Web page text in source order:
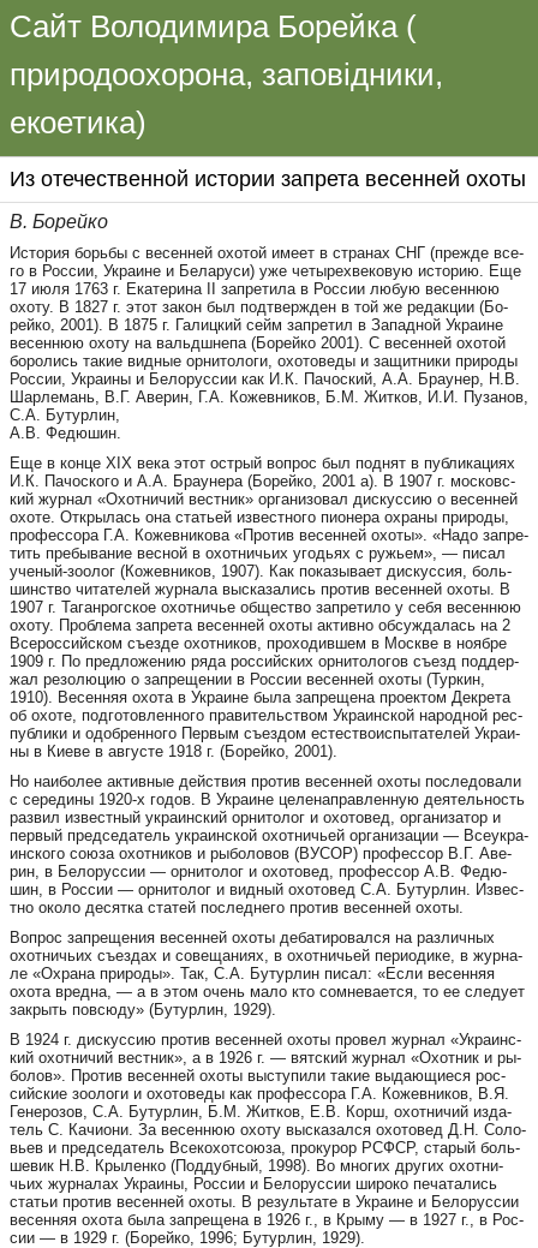
Сайт Володимира Борейка (
природоохорона, заповідники,
екоетика)
Из оте­чес­т­вен­ной исто­рии зап­ре­та ве­сен­ней охо­ты
В. Бо­рей­ко
Ис­то­рия борь­бы с ве­сен­ней охо­той име­ет в стра­нах СНГ (пре­ж­­де все­
го в Рос­сии, Укра­и­не и Бе­ла­ру­си) уже че­ты­рех­ве­ко­вую исто­рию. Еще
17 ию­ля 1763 г. Ека­те­ри­на II зап­ре­ти­ла в Рос­сии лю­бую ве­сен­нюю
охо­ту. В 1827 г. этот закон был подтвержден в той же редакции (Бо­
рей­ко, 2001). В 1875 г. Га­лиц­кий сейм запре­тил в За­пад­ной Укра­и­не
ве­сен­нюю охо­ту на вальд­ш­не­па (Бо­рей­ко 2001). С ве­сен­ней охо­той
бо­ро­лись та­кие вид­ные орни­то­ло­ги, охо­то­ве­ды и за­щит­ни­ки при­ро­ды
Рос­сии, Укра­и­ны и Бе­ло­рус­сии как И.К. Па­чос­кий, А.А. Бра­у­нер, Н.В.
Шар­ле­мань, В.Г. Аве­рин, Г.А. Кожевников, Б.М. Житков, И.И. Пу­за­нов,
С.А. Бу­тур­лин,
А.В. Фе­дю­шин.
Е­ще в кон­це XIX ве­ка этот острый воп­рос был под­нят в пуб­ли­ка­ци­ях
И.К. Па­чос­ко­го и А.А. Бра­у­не­ра (Бо­рей­ко, 2001 а). В 1907 г. мос­ков­с­
кий жур­нал «Охот­ни­чий вес­т­ник» орга­ни­зо­вал дис­кус­сию о ве­сен­ней
охо­те. Откры­лась она ста­тьей извес­т­но­го пи­о­не­ра охра­ны при­ро­ды,
про­фес­со­ра Г.А. Ко­жев­ни­ко­ва «Про­тив ве­сен­ней охо­ты». «На­до зап­ре­
тить пре­бы­ва­ние вес­ной в охот­ни­чьих уго­дьях с ру­жьем», — пи­сал
уче­ный-зо­о­лог (Ко­жев­ни­ков, 1907). Как по­ка­зы­ва­ет дис­кус­сия, боль­
шин­с­т­во чи­та­те­лей жур­на­ла выс­ка­за­лись про­тив ве­сен­ней охо­ты. В
1907 г. Та­ган­рог­с­кое охот­ни­чье общес­т­во зап­ре­ти­ло у се­бя ве­сен­нюю
охо­ту. Проб­ле­ма зап­ре­та ве­сен­ней охо­ты актив­но обсуж­да­лась на 2
Все­рос­сий­с­ком съез­де охот­ни­ков, про­хо­див­шем в Мос­к­ве в но­яб­ре
1909 г. По пред­ло­же­нию ря­да рос­сий­с­ких орни­то­ло­гов съезд под­дер­
жал ре­зо­лю­цию о зап­ре­ще­нии в Рос­сии ве­сен­ней охо­ты (Тур­кин,
1910). Ве­сен­няя охо­та в Укра­и­не бы­ла зап­ре­ще­на про­ек­том Дек­ре­та
об охо­те, под­го­тов­лен­но­го пра­ви­тельс­т­вом Укра­ин­с­кой на­род­ной рес­
пуб­ли­ки и одоб­рен­но­го Пер­вым съез­дом естес­т­во­ис­пы­та­те­лей Укра­и­
ны в Ки­е­ве в авгус­те 1918 г. (Бо­рей­ко, 2001).
Но на­и­бо­лее актив­ные дей­с­т­вия про­тив ве­сен­ней охо­ты пос­ле­до­ва­ли
с се­ре­ди­ны 1920-х го­дов. В Укра­и­не це­ле­нап­рав­лен­ную де­я­тель­ность
раз­вил извес­т­ный укра­ин­с­кий орни­то­лог и охо­то­вед, орга­ни­за­тор и
пер­вый пред­се­да­тель укра­ин­с­кой охот­ни­чьей орга­ни­за­ции — Все­ук­ра­
ин­с­ко­го со­ю­за охот­ни­ков и ры­бо­ло­вов (ВУ­СОР) про­фес­сор В.Г. Аве­
рин, в Бе­ло­рус­сии — орни­то­лог и охо­то­вед, про­фес­сор А.В. Фе­дю­
шин, в Рос­сии — орни­то­лог и вид­ный охо­то­вед С.А. Бу­тур­лин. Извес­
т­но око­ло де­сят­ка ста­тей пос­лед­не­го про­тив ве­сен­ней охо­ты.
Воп­рос зап­ре­ще­ния ве­сен­ней охо­ты де­ба­ти­ро­вал­ся на раз­лич­ных
охот­ни­чьих съез­дах и со­ве­ща­ни­ях, в охот­ни­чьей пе­ри­о­ди­ке, в жур­на­
ле «Ох­ра­на при­ро­ды». Так, С.А. Бу­тур­лин пи­сал: «Ес­ли ве­сен­няя
охо­та вред­на, — а в этом очень ма­ло кто сом­не­ва­ет­ся, то ее сле­ду­ет
зак­рыть пов­сю­ду» (Бу­тур­лин, 1929).
В 1924 г. дис­кус­сию про­тив ве­сен­ней охо­ты про­вел жур­нал «Ук­ра­ин­с­
кий охот­ни­чий вес­т­ник», а в 1926 г. — вят­с­кий жур­нал «Охот­ник и ры­
бо­лов». Про­тив ве­сен­ней охо­ты выс­ту­пи­ли та­кие вы­да­ю­щи­е­ся рос­
сий­с­кие зо­о­ло­ги и охо­то­ве­ды как про­фес­со­ра Г.А. Ко­жев­ни­ков, В.Я.
Ге­не­ро­зов, С.А. Бу­тур­лин, Б.М. Жит­ков, Е.В. Корш, охот­ни­чий изда­
тель С. Ка­чи­о­ни. За весеннюю охо­ту выс­ка­зал­ся охо­то­вед Д.Н. Со­ло­
вьев и пред­се­да­тель Все­ко­хот­со­ю­за, про­ку­рор РСФСР, ста­рый боль­
ше­вик Н.В. Кры­лен­ко (Под­дуб­ный, 1998). Во мно­гих дру­гих охот­ни­
чьих жур­на­лах Укра­и­ны, Рос­сии и Бе­ло­рус­сии ши­ро­ко пе­ча­та­лись
ста­тьи про­тив ве­сен­ней охо­ты. В ре­зуль­та­те в Укра­и­не и Бе­ло­рус­сии
ве­сен­няя охо­та бы­ла зап­ре­ще­на в 1926 г., в Кры­му — в 1927 г., в Рос­
сии — в 1929 г. (Бо­рей­ко, 1996; Бу­тур­лин, 1929).